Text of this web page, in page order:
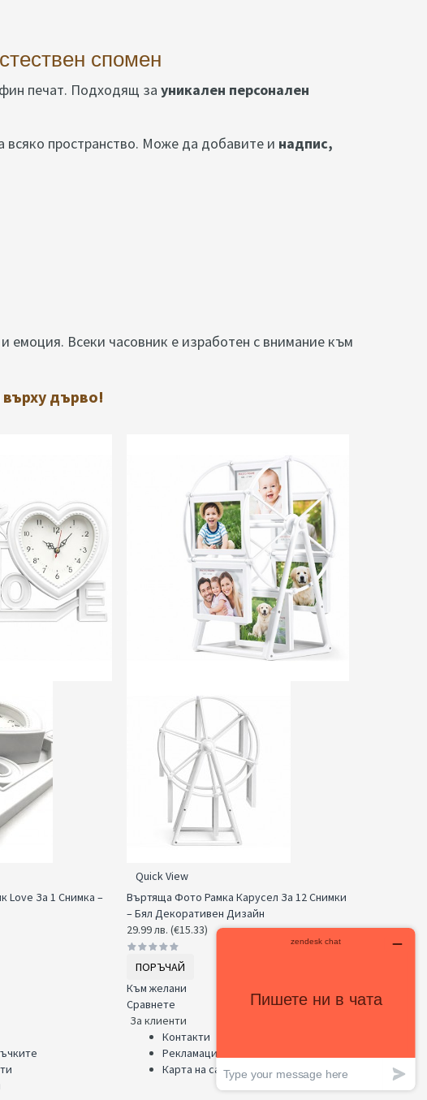
спомен
печат. Подходящ за уникален персонален
всяко пространство. Може да добавите и надпис,
емоция. Всеки часовник е изработен с внимание към
дърво!
Love За 1 Снимка –
Quick View
Въртяща Фото Рамка Карусел За 12 Снимки
– Бял Декоративен Дизайн
29.99 лв. (€15.33)
ПОРЪЧАЙ
Към желани
Сравнете
За клиенти
Контакти
Рекламации
Карта на сайта